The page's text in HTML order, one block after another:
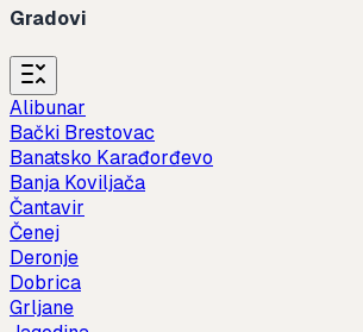
Gradovi
Alibunar
Bački Brestovac
Banatsko Karađorđevo
Banja Koviljača
Čantavir
Čenej
Deronje
Dobrica
Grljane